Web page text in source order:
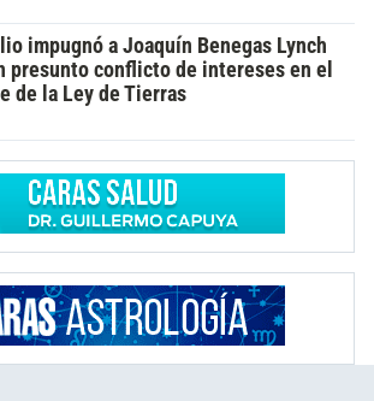
impugnó a Joaquín Benegas Lynch
presunto conflicto de intereses en el
de la Ley de Tierras